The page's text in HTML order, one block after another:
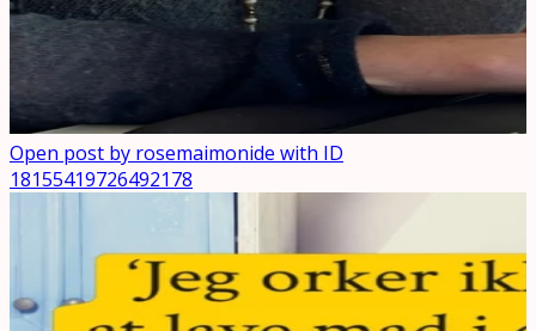
Open post by rosemaimonide with ID
18155419726492178